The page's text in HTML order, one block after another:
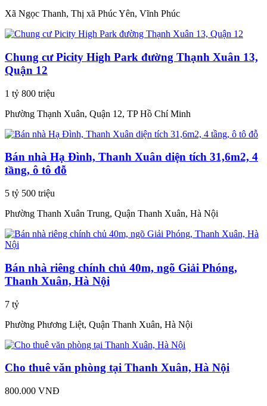
Xã Ngọc Thanh, Thị xã Phúc Yên, Vĩnh Phúc
Chung cư Picity High Park đường Thạnh Xuân 13,
Quận 12
1 tỷ 800 triệu
Phường Thạnh Xuân, Quận 12, TP Hồ Chí Minh
Bán nhà Hạ Đình, Thanh Xuân diện tích 31,6m2, 4
tầng, ô tô đỗ
5 tỷ 500 triệu
Phường Thanh Xuân Trung, Quận Thanh Xuân, Hà Nội
Bán nhà riêng chính chủ 40m, ngõ Giải Phóng,
Thanh Xuân, Hà Nội
7 tỷ
Phường Phương Liệt, Quận Thanh Xuân, Hà Nội
Cho thuê văn phòng tại Thanh Xuân, Hà Nội
800.000 VNĐ